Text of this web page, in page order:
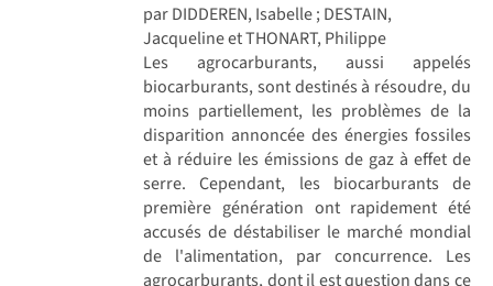
par DIDDEREN, Isabelle ; DESTAIN,
Jacqueline et THONART, Philippe
Les agrocarburants, aussi appelés
biocarburants, sont destinés à résoudre, du
moins partiellement, les problèmes de la
disparition annoncée des énergies fossiles
et à réduire les émissions de gaz à effet de
serre. Cependant, les biocarburants de
première génération ont rapidement été
accusés de déstabiliser le marché mondial
de l'alimentation, par concurrence. Les
agrocarburants, dont il est question dans ce